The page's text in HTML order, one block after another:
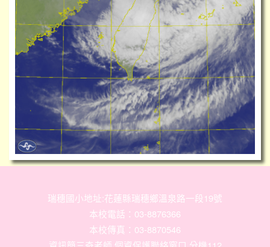
瑞穗國小地址:花蓮縣瑞穗鄉溫泉路一段19號
本校電話：03-8876366
本校傳真：03-8870546